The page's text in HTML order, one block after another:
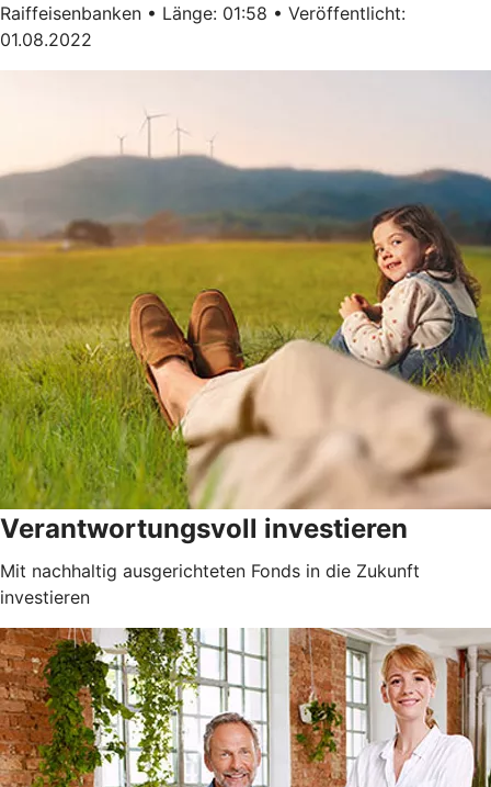
Raiffeisenbanken • Länge: 01:58 • Veröffentlicht:
01.08.2022
Verantwortungsvoll investieren
Mit nachhaltig ausgerichteten Fonds in die Zukunft
investieren